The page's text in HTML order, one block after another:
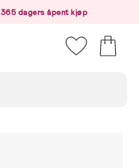
365 dagers åpent kjøp